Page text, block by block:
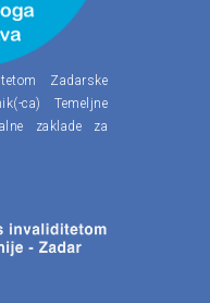
Zadarske
ca) Temeljne
zaklade za